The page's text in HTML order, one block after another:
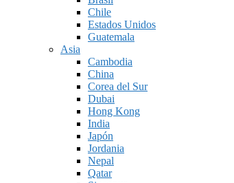
Chile
Estados Unidos
Guatemala
Asia
Cambodia
China
Corea del Sur
Dubai
Hong Kong
India
Japón
Jordania
Nepal
Qatar